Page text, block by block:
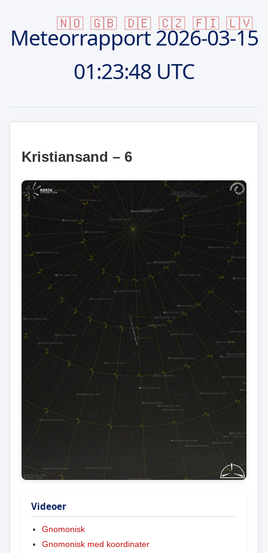
🇳🇴 🇬🇧 🇩🇪 🇨🇿 🇫🇮 🇱🇻
Meteorrapport2026-03-15
01:23:48 UTC
Kristiansand – 6
Videoer
Gnomonisk
Gnomonisk med koordinater